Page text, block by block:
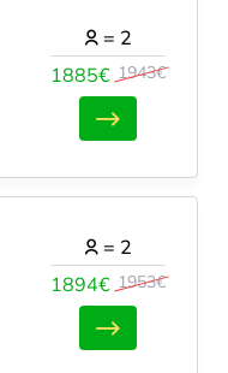
1885€ 1943€
= 2
1894€ 1953€
= 2